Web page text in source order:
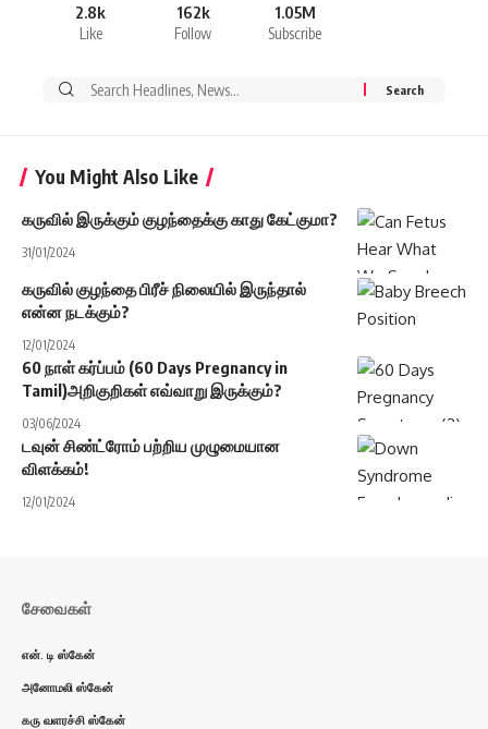
2.8k
Like
162k
Follow
1.05M
Subscribe
Search
You Might Also Like
கருவில் இருக்கும் குழந்தைக்கு காது கேட்குமா?
31/01/2024
கருவில் குழந்தை பிரீச் நிலையில் இருந்தால்
என்ன நடக்கும்?
12/01/2024
60 நாள் கர்ப்பம் (60 Days Pregnancy in
Tamil)அறிகுறிகள் எவ்வாறு இருக்கும்?
03/06/2024
டவுன் சிண்ட்ரோம் பற்றிய முழுமையான
விளக்கம்!
12/01/2024
சேவைகள்
என். டி ஸ்கேன்
அனோமலி ஸ்கேன்
கரு வளரச்சி ஸ்கேன்